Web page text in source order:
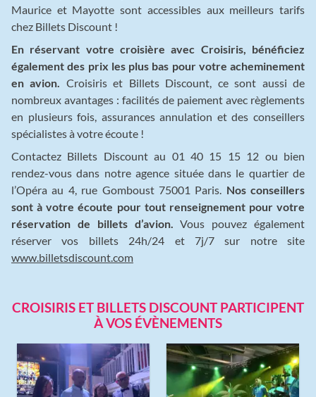
Maurice et Mayotte sont accessibles aux meilleurs tarifs
chez Billets Discount !
En réservant votre croisière avec Croisiris, bénéficiez
également des prix les plus bas pour votre acheminement
en avion.
Croisiris et Billets Discount, ce sont aussi de
nombreux avantages : facilités de paiement avec règlements
en plusieurs fois, assurances annulation et des conseillers
spécialistes à votre écoute !
Contactez Billets Discount au 01 40 15 15 12 ou bien
rendez-vous dans notre agence située dans le quartier de
l’Opéra au 4, rue Gomboust 75001 Paris. Nos conseillers
sont à votre écoute pour tout renseignement pour votre
réservation de billets d’avion.
Vous pouvez également
réserver vos billets 24h/24 et 7j/7 sur notre site
www.billetsdiscount.com
CROISIRIS ET BILLETS DISCOUNT PARTICIPENT
À VOS ÉVÈNEMENTS